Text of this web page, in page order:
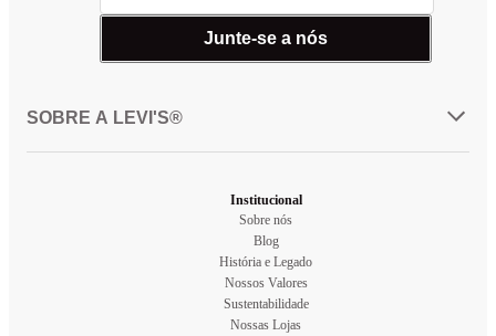
Junte-se a nós
SOBRE A LEVI'S®
Institucional
Sobre nós
Blog
História e Legado
Nossos Valores
Sustentabilidade
Nossas Lojas